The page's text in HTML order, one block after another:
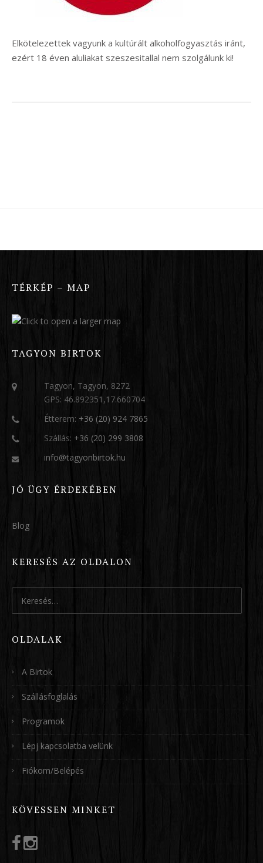
Elkötelezettek vagyunk a kultúrált alkoholfogyasztás iránt,
ezért 18 éven aluliakat szeszesitallal nem szolgálunk ki!
TÉRKÉP – MAP
TAGYON BIRTOK
Tagyon, Tagyon, 8272
GPS: 46.892351,17.660704
Étterem: +36 (20) 924 7865
Szállás: +36 (20) 299 3808
info@tagyonbirtok.hu
JÓ ÜGY ÉRDEKÉBEN
Blog
KERESÉS AZ OLDALON
OLDALAK
A Birtok
Szállásfoglalás
Programok
Lépj kapcsolatba velünk
Fiókom/Belépés
KÖVESSEN MINKET